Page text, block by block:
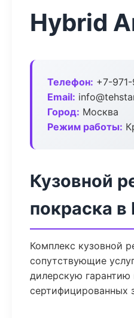
Hybrid
Телефон: +7-
Email:
Город: Москва
Режим работы:
Кузовной
покраска
Комплекс кузовной
сопутствующие
дилерскую гарантию
сертифицированных